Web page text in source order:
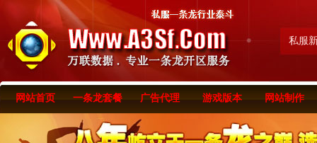
私服
网站首页 一条龙套餐 广告代理 游戏版本 网站制作